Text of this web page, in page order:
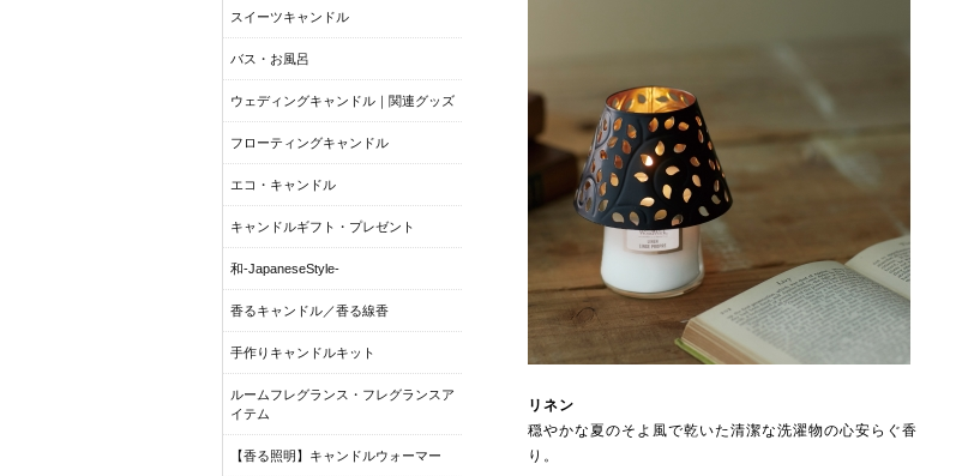
リネン
穏やかな夏のそよ風で乾いた清潔な洗濯物の心安らぐ香
り。
スイーツキャンドル
バス・お風呂
ウェディングキャンドル｜関連グッズ
フローティングキャンドル
エコ・キャンドル
キャンドルギフト・プレゼント
和-JapaneseStyle-
香るキャンドル／香る線香
手作りキャンドルキット
ルームフレグランス・フレグランスア
イテム
【香る照明】キャンドルウォーマー